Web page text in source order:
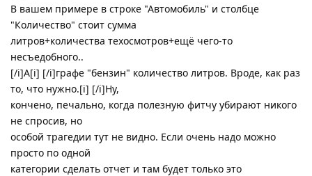
В вашем примере в строке "Автомобиль" и столбце
"Количество" стоит сумма
литров+количества техосмотров+eщё чего-то
несъедобного..
[/i]А[i] [/i]графе "бензин" количество литров. Вроде, как раз
то, что нужно.[i] [/i]Ну,
кончено, печально, когда полезную фитчу убирают никого
не спросив, но
особой трагедии тут не видно. Если очень надо можно
просто по одной
категории сделать отчет и там будет только это